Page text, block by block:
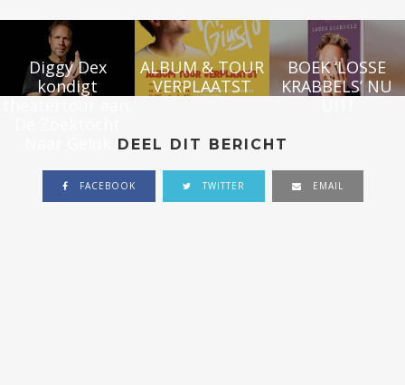
Diggy Dex
kondigt
ALBUM & TOUR
VERPLAATST
BOEK ‘LOSSE
KRABBELS’ NU
DEEL DIT BERICHT
FACEBOOK TWITTER EMAIL